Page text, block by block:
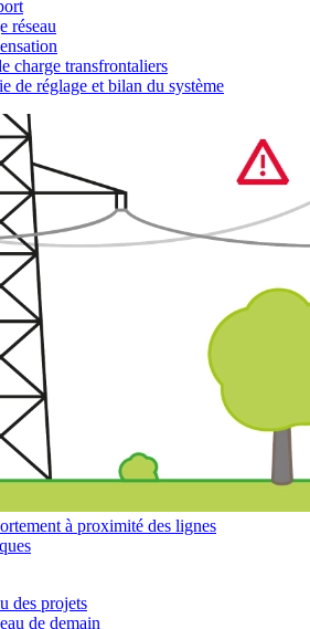
réseau
charge transfrontaliers
de réglage et bilan du système
à proximité des lignes
des projets
de demain